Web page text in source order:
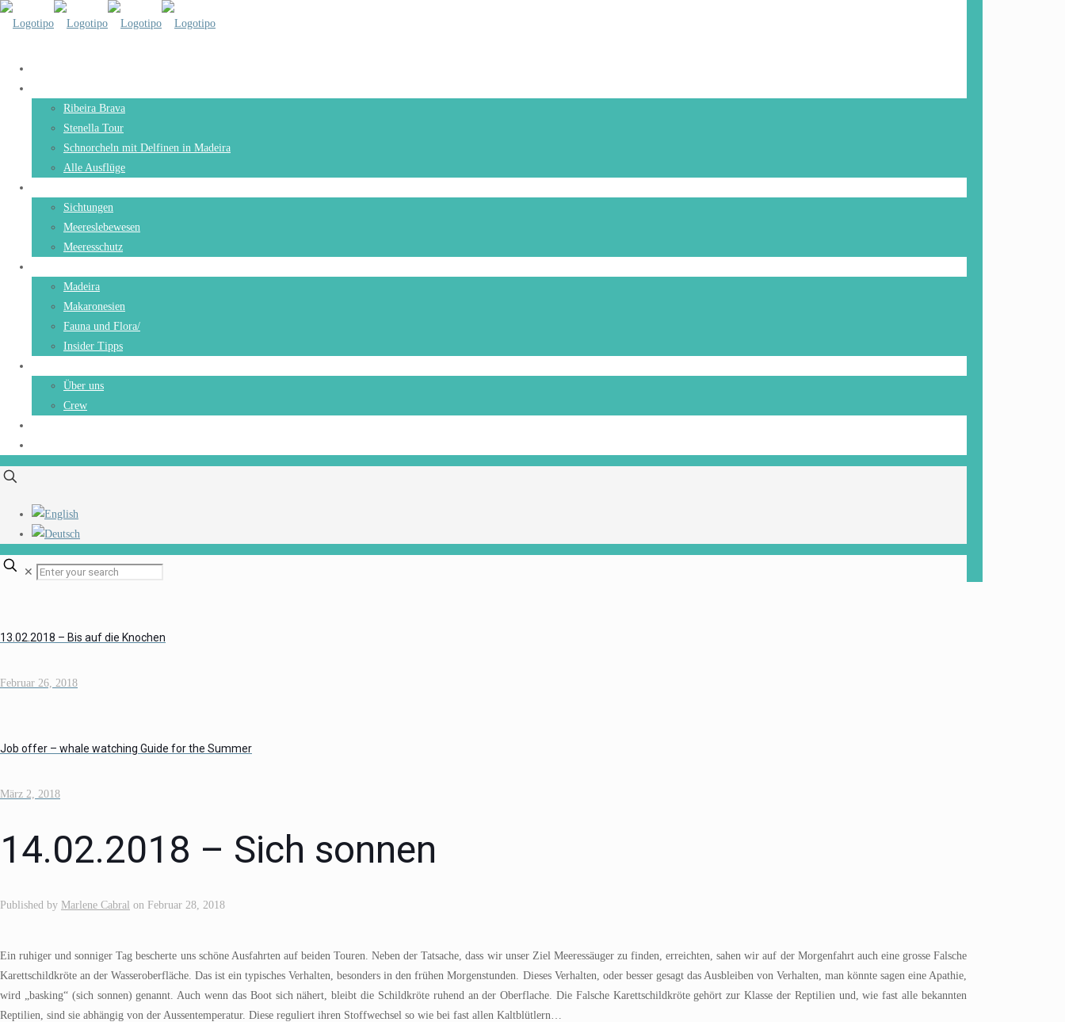
Ribeira Brava
Stenella Tour
Schnorcheln mit Delfinen in Madeira
Alle Ausflüge
Sichtungen
Meereslebewesen
Meeresschutz
Madeira
Makaronesien
Fauna und Flora/
Insider Tipps
Über uns
Crew
✕
13.02.2018 – Bis auf die Knochen
Februar 26, 2018
Job offer – whale watching Guide for the Summer
März 2, 2018
14.02.2018 – Sich sonnen
Published by Marlene Cabral on Februar 28, 2018
Ein ruhiger und sonniger Tag bescherte uns schöne Ausfahrten auf beiden Touren. Neben der Tatsache, dass wir unser Ziel Meeressäuger zu finden, erreichten, sahen wir auf der Morgenfahrt auch eine grosse Falsche
Karettschildkröte an der Wasseroberfläche. Das ist ein typisches Verhalten, besonders in den frühen Morgenstunden. Dieses Verhalten, oder besser gesagt das Ausbleiben von Verhalten, man könnte sagen eine Apathie,
wird „basking“ (sich sonnen) genannt. Auch wenn das Boot sich nähert, bleibt die Schildkröte ruhend an der Oberflache. Die Falsche Karettschildkröte gehört zur Klasse der Reptilien und, wie fast alle bekannten
Reptilien, sind sie abhängig von der Aussentemperatur. Diese reguliert ihren Stoffwechsel so wie bei fast allen Kaltblütlern…